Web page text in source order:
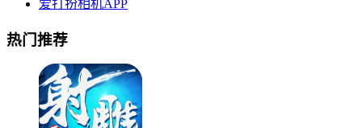
爱打扮相机APP
热门推荐